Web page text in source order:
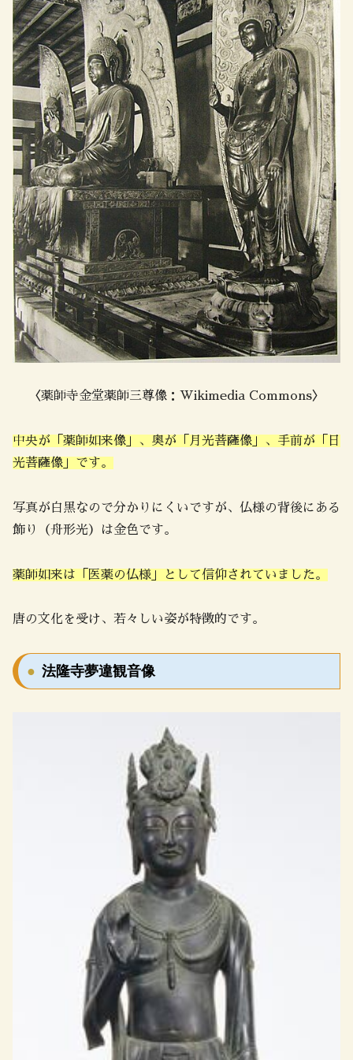
〈薬師寺金堂薬師三尊像：Wikimedia Commons〉
中央が「薬師如来像」、奥が「月光菩薩像」、手前が「日
光菩薩像」です。
写真が白黒なので分かりにくいですが、仏様の背後にある
飾り（舟形光）は金色です。
薬師如来は「医薬の仏様」として信仰されていました。
唐の文化を受け、若々しい姿が特徴的です。
法隆寺夢違観音像